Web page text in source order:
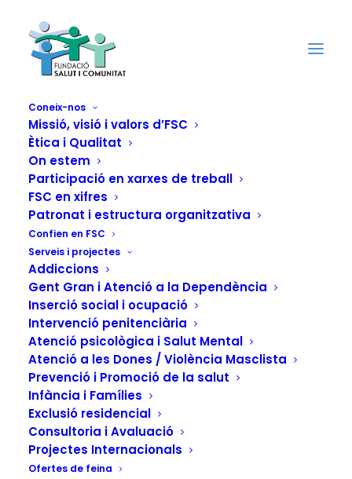
Coneix-nos
Missió, visió i valors d’FSC
Ètica i Qualitat
On estem
Participació en xarxes de treball
FSC en xifres
Patronat i estructura organitzativa
Confien en FSC
Serveis i projectes
Addiccions
Gent Gran i Atenció a la Dependència
Inserció social i ocupació
Intervenció penitenciària
Atenció psicològica i Salut Mental
Atenció a les Dones / Violència Masclista
Prevenció i Promoció de la salut
Infància i Famílies
Exclusió residencial
Consultoria i Avaluació
Projectes Internacionals
Ofertes de feina
Confinament en
l'exclusió social
21 D'ABRIL DE 2020 | INACTUALITAT,INSERCIÓ SOCIAL I
OCUPACIÓ
BYFUNDACIÓN SALUD Y COMUNIDAD